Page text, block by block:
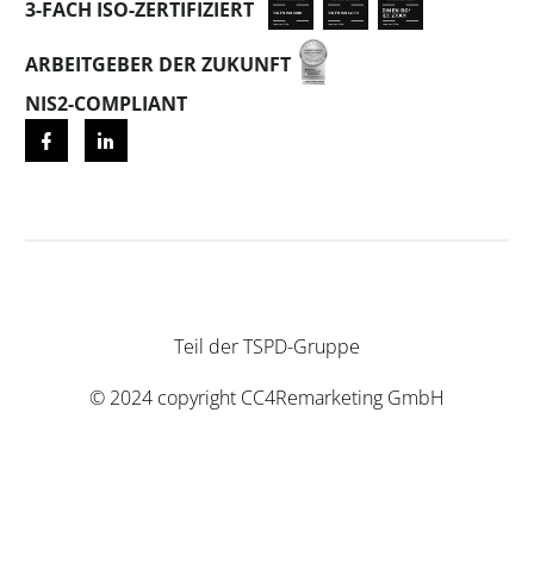
3-FACH ISO-ZERTIFIZIERT
ARBEITGEBER DER ZUKUNFT
NIS2-COMPLIANT
Teil derTSPD-Gruppe
© 2024 copyright CC4Remarketing GmbH